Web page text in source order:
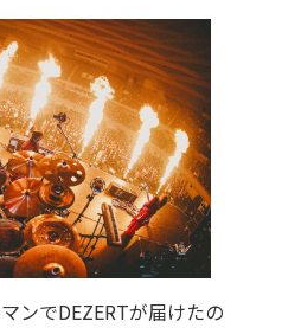
ンでDEZERTが届けたの